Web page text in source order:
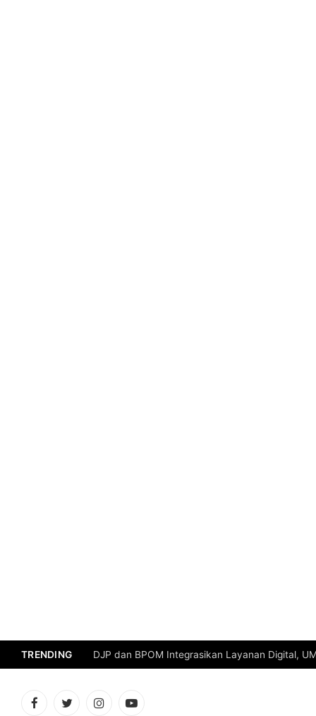
TRENDING DJP dan BPOM Integrasikan Layanan Digital,
FacebookTwitterInstagramYouTube